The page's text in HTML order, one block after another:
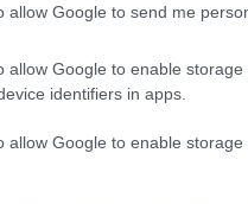
allow Google to send me
allow Google to enable
identifiers in apps.
allow Google to enable
Prossimo